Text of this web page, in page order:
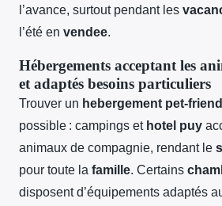
l’avance, surtout pendant les
l’été en vendee.
Hébergements acceptant les
et adaptés besoins particuliers
Trouver un hebergement pet-
possible : campings et hotel puy
animaux de compagnie, rendant le
pour toute la famille. Certains
disposent d’équipements adaptés